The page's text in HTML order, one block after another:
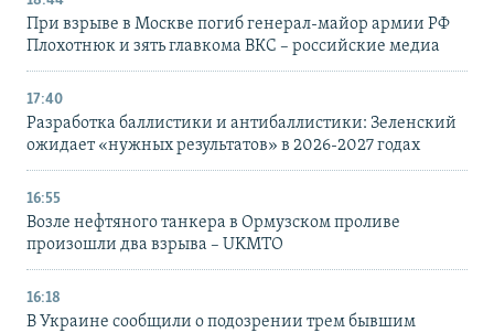
При взрыве в Москве погиб генерал-майор армии РФ
Плохотнюк и зять главкома ВКС – российские медиа
17:40
Разработка баллистики и антибаллистики: Зеленский
ожидает «нужных результатов» в 2026-2027 годах
16:55
Возле нефтяного танкера в Ормузском проливе
произошли два взрыва – UKMTO
16:18
В Украине сообщили о подозрении трем бывшим